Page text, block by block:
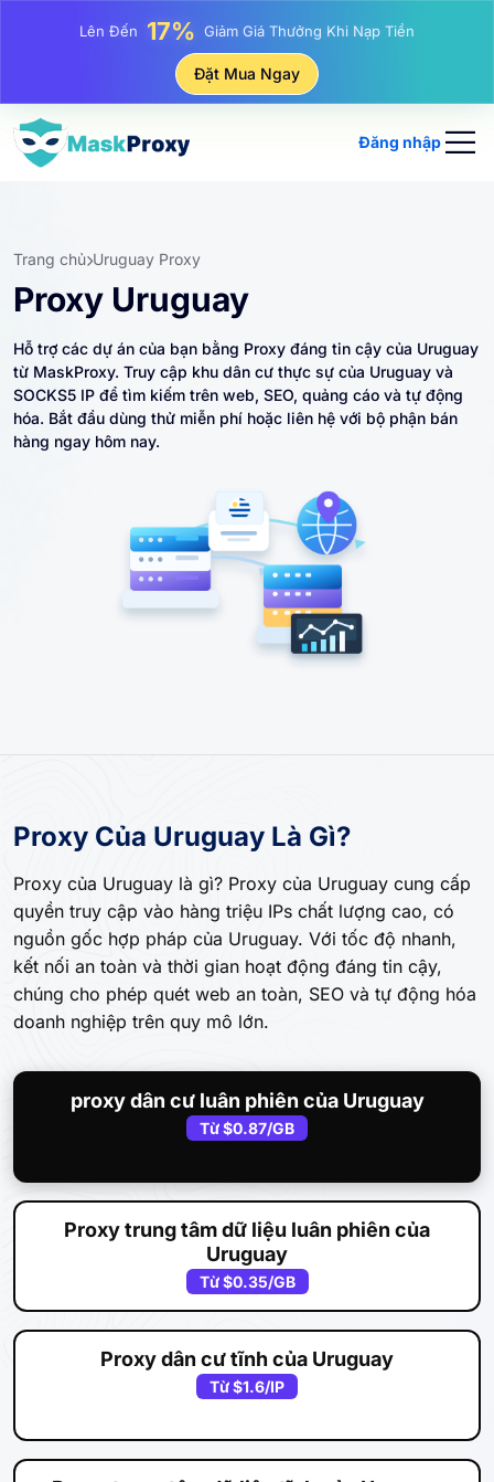
Lên Đến 25% Giảm Giá Khi Mua Hàng IP Tĩnh
Giảm Giá Khi Mua Hàng IP Luân Phiên
Đặt Mua Ngay
Đăng nhập
Trang chủ Uruguay Proxy
Proxy Uruguay
Hỗ trợ các dự án của bạn bằng Proxy đáng tin cậy của Uruguay
từ MaskProxy. Truy cập khu dân cư thực sự của Uruguay và
SOCKS5 IP để tìm kiếm trên web, SEO, quảng cáo và tự động
hóa. Bắt đầu dùng thử miễn phí hoặc liên hệ với bộ phận bán
hàng ngay hôm nay.
Proxy Của Uruguay Là Gì?
Proxy của Uruguay là gì? Proxy của Uruguay cung cấp
quyền truy cập vào hàng triệu IPs chất lượng cao, có
nguồn gốc hợp pháp của Uruguay. Với tốc độ nhanh,
kết nối an toàn và thời gian hoạt động đáng tin cậy,
chúng cho phép quét web an toàn, SEO và tự động hóa
doanh nghiệp trên quy mô lớn.
proxy dân cư luân phiên của Uruguay
Từ$0.87/GB
Proxy trung tâm dữ liệu luân phiên của
Uruguay
Từ$0.35/GB
Proxy dân cư tĩnh của Uruguay
Từ$1.6/IP